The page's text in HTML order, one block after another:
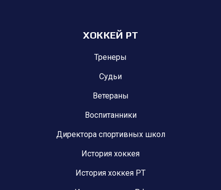
ХОККЕЙ РТ
Тренеры
Судьи
Ветераны
Воспитанники
Директора спортивных школ
История хоккея
История хоккея РТ